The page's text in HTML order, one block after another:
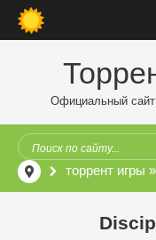
Официальный сайт
торрент игры »